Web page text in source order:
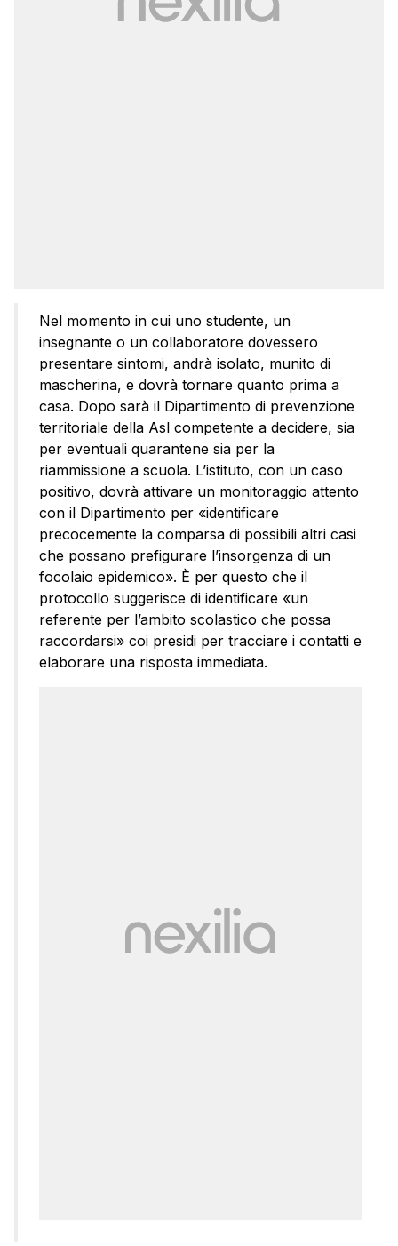
Nel momento in cui uno studente, un
insegnante o un collaboratore dovessero
presentare sintomi, andrà isolato, munito di
mascherina, e dovrà tornare quanto prima a
casa. Dopo sarà il Dipartimento di prevenzione
territoriale della Asl competente a decidere, sia
per eventuali quarantene sia per la
riammissione a scuola. L’istituto, con un caso
positivo, dovrà attivare un monitoraggio attento
con il Dipartimento per «identificare
precocemente la comparsa di possibili altri casi
che possano prefigurare l’insorgenza di un
focolaio epidemico». È per questo che il
protocollo suggerisce di identificare «un
referente per l’ambito scolastico che possa
raccordarsi» coi presidi per tracciare i contatti e
elaborare una risposta immediata.